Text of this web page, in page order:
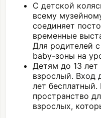
С детской
всему
соединяет
временные
Для родителей
baby-зоны на
Детям до 13
взрослый. Вход
лет
пространство
взрослых,